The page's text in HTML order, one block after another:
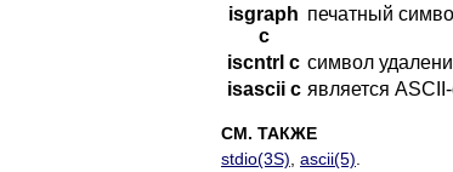
isgraph
c
печатный
iscntrl c символ
isascii c является
СМ. ТАКЖЕ
stdio(3S) ascii(5)